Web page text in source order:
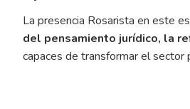
La presencia Rosarista en este
del pensamiento jurídico, la
capaces de transformar el sector